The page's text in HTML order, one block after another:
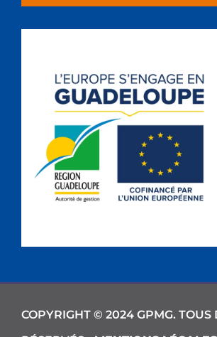
COPYRIGHT © 2024 GPMG. TOUS